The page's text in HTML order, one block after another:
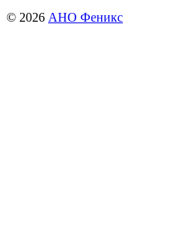
© 2026 АНО Феникс